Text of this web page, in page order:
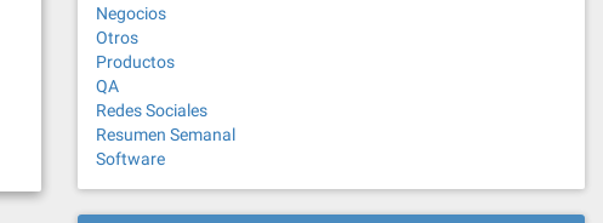
Negocios
Otros
Productos
QA
Redes Sociales
Resumen Semanal
Software